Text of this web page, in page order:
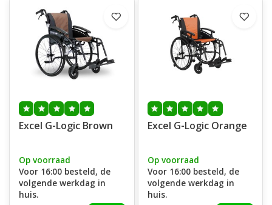
Excel G-Logic Brown
Op voorraad
Voor 16:00 besteld, de
volgende werkdag in
huis.
Excel G-Logic Orange
Op voorraad
Voor 16:00 besteld, de
volgende werkdag in
huis.